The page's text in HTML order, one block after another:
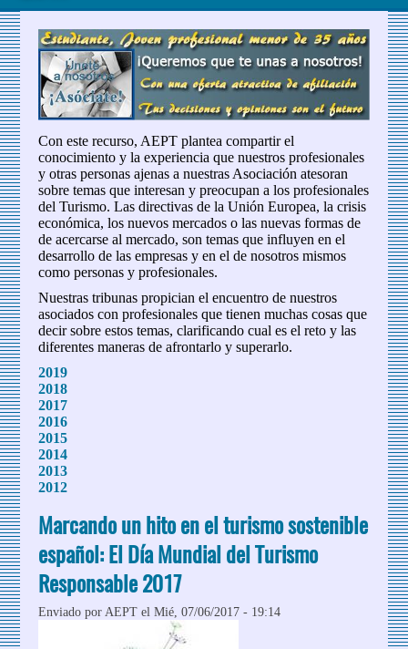
Con este recurso, AEPT plantea compartir el
conocimiento y la experiencia que nuestros profesionales
y otras personas ajenas a nuestras Asociación atesoran
sobre temas que interesan y preocupan a los profesionales
del Turismo. Las directivas de la Unión Europea, la crisis
económica, los nuevos mercados o las nuevas formas de
de acercarse al mercado, son temas que influyen en el
desarrollo de las empresas y en el de nosotros mismos
como personas y profesionales.
Nuestras tribunas propician el encuentro de nuestros
asociados con profesionales que tienen muchas cosas que
decir sobre estos temas, clarificando cual es el reto y las
diferentes maneras de afrontarlo y superarlo.
2019
2018
2017
2016
2015
2014
2013
2012
Marcando un hito en el turismo sostenible
español: El Día Mundial del Turismo
Responsable 2017
Enviado porAEPT el Mié, 07/06/2017 - 19:14